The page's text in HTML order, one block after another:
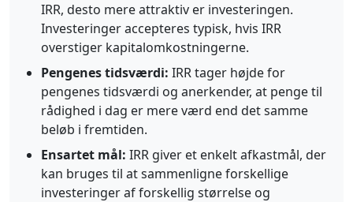
IRR, desto mere attraktiv er investeringen.
Investeringer accepteres typisk, hvis IRR
overstiger kapitalomkostningerne.
Pengenes tidsværdi: IRR tager højde for
pengenes tidsværdi og anerkender, at penge til
rådighed i dag er mere værd end det samme
beløb i fremtiden.
Ensartet mål: IRR giver et enkelt afkastmål, der
kan bruges til at sammenligne forskellige
investeringer af forskellig størrelse og